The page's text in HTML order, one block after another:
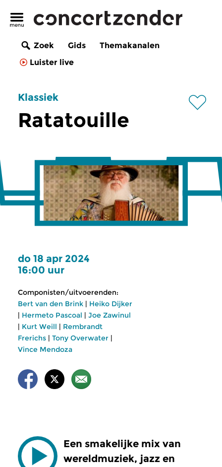
Zoek Gids
Themakanalen
Luister live
Klassiek
Ratatouille
do 18 apr 2024
16:00 uur
Componisten/uitvoerenden:
Bert van den Brink | Heiko Dijker
| Hermeto Pascoal | Joe Zawinul
| Kurt Weill | Rembrandt
Frerichs | Tony Overwater |
Vince Mendoza
Een smakelijke mix van
wereldmuziek, jazz en